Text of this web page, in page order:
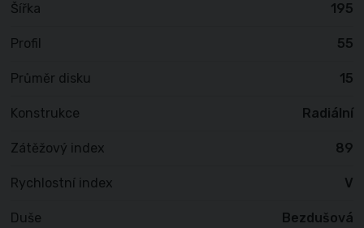
Šířka 195
Profil 55
Průměr disku 15
Konstrukce Radiální
Zátěžový index 89
Rychlostní index V
Duše Bezdušová